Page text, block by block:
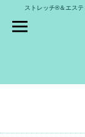
ストレッチ®＆エステ